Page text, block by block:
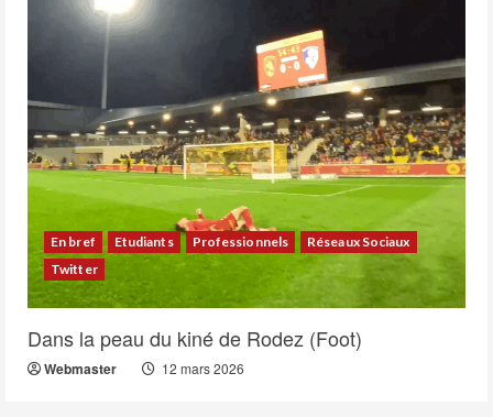
En bref Etudiants Professionnels
Réseaux Sociaux
Twitter
Dans la peau du kiné de Rodez (Foot)
Webmaster 12 mars 2026